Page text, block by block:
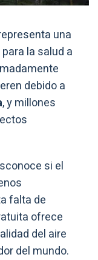
una
la salud a
debido a
, y millones
si el
falta de
ofrece
del aire
del mundo.